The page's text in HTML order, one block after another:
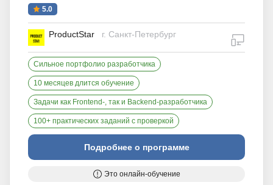
5.0
ProductStar г. Санкт-Петербург
Сильное портфолио разработчика
10 месяцев длится обучение
Задачи как Frontend-, так и Backend-разработчика
100+ практических заданий с проверкой
Подробнее о программе
Это онлайн-обучение